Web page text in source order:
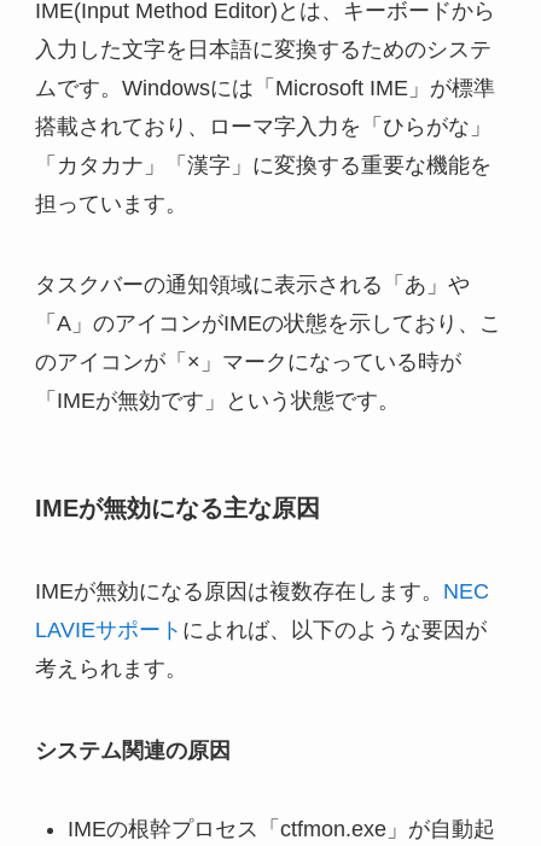
IME(Input Method Editor)とは、キーボードから
入力した文字を日本語に変換するためのシステ
ムです。Windowsには「Microsoft IME」が標準
搭載されており、ローマ字入力を「ひらがな」
「カタカナ」「漢字」に変換する重要な機能を
担っています。
タスクバーの通知領域に表示される「あ」や
「A」のアイコンがIMEの状態を示しており、こ
のアイコンが「×」マークになっている時が
「IMEが無効です」という状態です。
IMEが無効になる主な原因
IMEが無効になる原因は複数存在します。 NEC
LAVIEサポート によれば、以下のような要因が
考えられます。
システム関連の原因
IMEの根幹プロセス「ctfmon.exe」が自動起